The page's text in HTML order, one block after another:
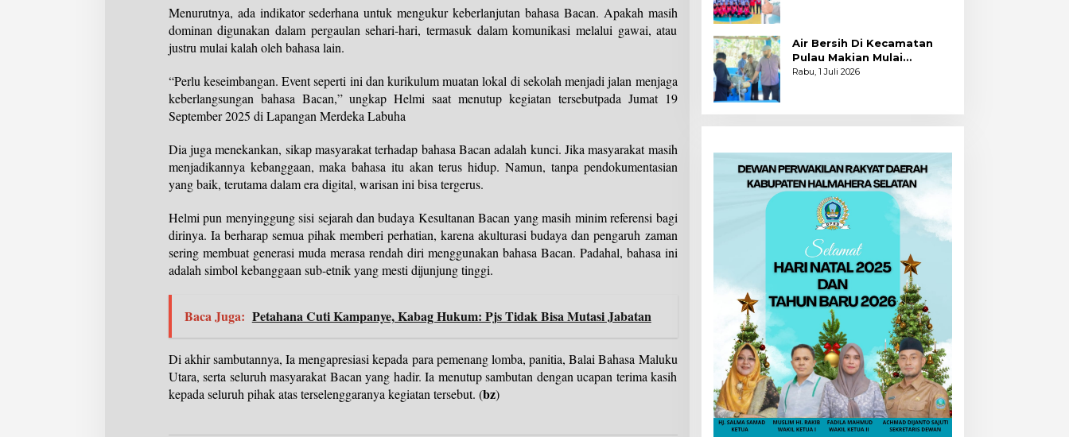
Menurutnya, ada indikator sederhana untuk mengukur keberlanjutan bahasa Bacan. Apakah masih
dominan digunakan dalam pergaulan sehari-hari, termasuk dalam komunikasi melalui gawai, atau
justru mulai kalah oleh bahasa lain.
“Perlu keseimbangan. Event seperti ini dan kurikulum muatan lokal di sekolah menjadi jalan menjaga
keberlangsungan bahasa Bacan,” ungkap Helmi saat menutup kegiatan tersebutpada Jumat 19
September 2025 di Lapangan Merdeka Labuha
Dia juga menekankan, sikap masyarakat terhadap bahasa Bacan adalah kunci. Jika masyarakat masih
menjadikannya kebanggaan, maka bahasa itu akan terus hidup. Namun, tanpa pendokumentasian
yang baik, terutama dalam era digital, warisan ini bisa tergerus.
Helmi pun menyinggung sisi sejarah dan budaya Kesultanan Bacan yang masih minim referensi bagi
dirinya. Ia berharap semua pihak memberi perhatian, karena akulturasi budaya dan pengaruh zaman
sering membuat generasi muda merasa rendah diri menggunakan bahasa Bacan. Padahal, bahasa ini
adalah simbol kebanggaan sub-etnik yang mesti dijunjung tinggi.
Baca Juga: Petahana Cuti Kampanye, Kabag Hukum: Pjs Tidak Bisa Mutasi Jabatan
Di akhir sambutannya, Ia mengapresiasi kepada para pemenang lomba, panitia, Balai Bahasa Maluku
Utara, serta seluruh masyarakat Bacan yang hadir. Ia menutup sambutan dengan ucapan terima kasih
kepada seluruh pihak atas terselenggaranya kegiatan tersebut. (bz)
Air Bersih Di Kecamatan
Pulau Makian Mulai
Dinikmati
Rabu, 1 Juli 2026